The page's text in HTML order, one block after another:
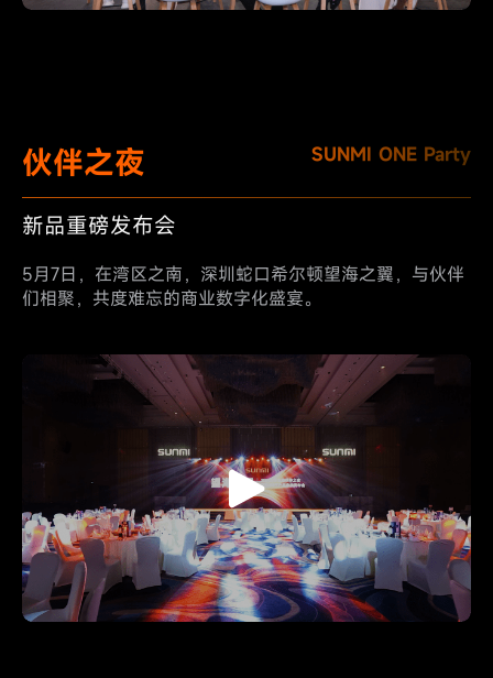
伙伴之夜 SUNMI ONE Party
新品重磅发布会
5月7日，在湾区之南，深圳蛇口希尔顿望海之翼，与伙伴
们相聚，共度难忘的商业数字化盛宴。